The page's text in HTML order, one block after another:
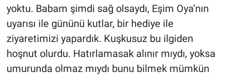
yoktu. Babam şimdi sağ olsaydı, Eşim Oya’nın
uyarısı ile gününü kutlar, bir hediye ile
ziyaretimizi yapardık. Kuşkusuz bu ilgiden
hoşnut olurdu. Hatırlamasak alınır mıydı, yoksa
umurunda olmaz mıydı bunu bilmek mümkün